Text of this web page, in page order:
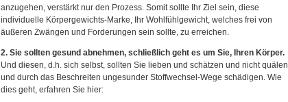
anzugehen, verstärkt nur den Prozess. Somit sollte Ihr Ziel sein, diese
individuelle Körpergewichts-Marke, Ihr Wohlfühlgewicht, welches frei von
äußeren Zwängen und Forderungen sein sollte, zu erreichen.
2. Sie sollten gesund abnehmen, schließlich geht es um Sie, Ihren Körper.
Und diesen, d.h. sich selbst, sollten Sie lieben und schätzen und nicht quälen
und durch das Beschreiten ungesunder Stoffwechsel-Wege schädigen. Wie
dies geht, erfahren Sie hier: